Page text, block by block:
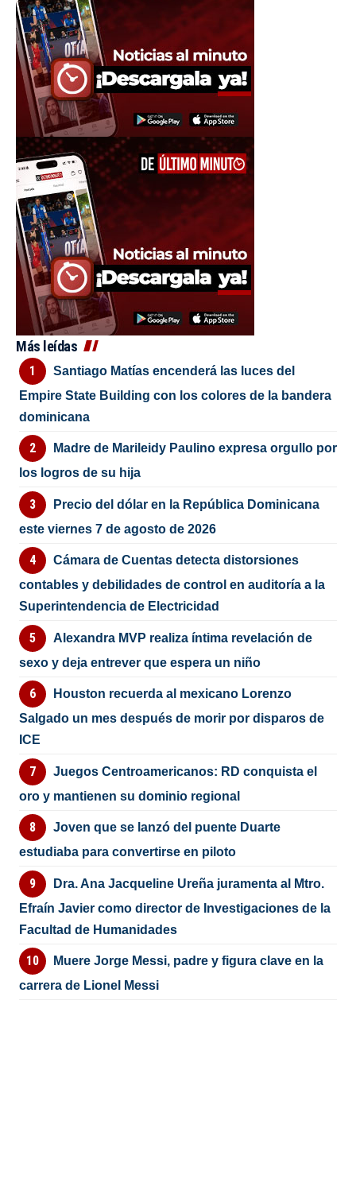
Más leídas
Santiago Matías encenderá las luces del
Empire State Building con los colores de la bandera
dominicana
Madre de Marileidy Paulino expresa orgullo por
los logros de su hija
Precio del dólar en la República Dominicana
este viernes 7 de agosto de 2026
Cámara de Cuentas detecta distorsiones
contables y debilidades de control en auditoría a la
Superintendencia de Electricidad
Alexandra MVP realiza íntima revelación de
sexo y deja entrever que espera un niño
Houston recuerda al mexicano Lorenzo
Salgado un mes después de morir por disparos de
ICE
Juegos Centroamericanos: RD conquista el
oro y mantienen su dominio regional
Joven que se lanzó del puente Duarte
estudiaba para convertirse en piloto
Dra. Ana Jacqueline Ureña juramenta al Mtro.
Efraín Javier como director de Investigaciones de la
Facultad de Humanidades
Muere Jorge Messi, padre y figura clave en la
carrera de Lionel Messi